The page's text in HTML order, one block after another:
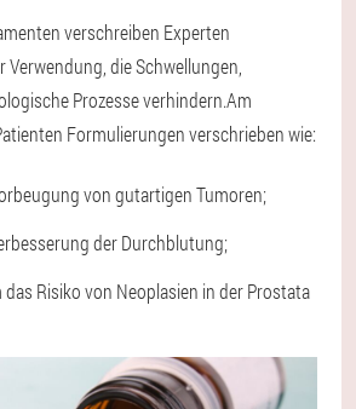
verschreiben Experten
die Schwellungen,
Prozesse verhindern.Am
Formulierungen verschrieben wie:
von gutartigen Tumoren;
der Durchblutung;
das Risiko von Neoplasien in der Prostata